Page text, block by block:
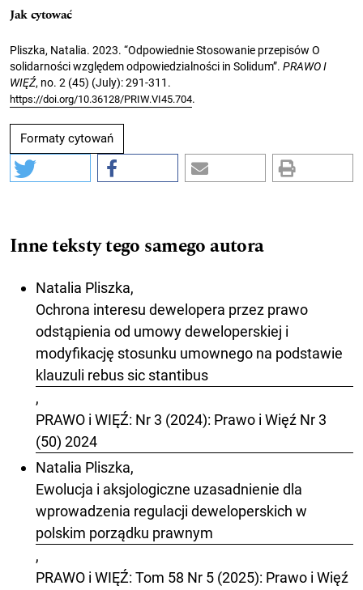
Jak cytować
Pliszka, Natalia. 2023. “Odpowiednie Stosowanie przepisów O
solidarności względem odpowiedzialności in Solidum”. PRAWO I
WIĘŹ, no. 2 (45) (July): 291-311.
https://doi.org/10.36128/PRIW.VI45.704.
Formaty cytowań
Inne teksty tego samego autora
Natalia Pliszka,
Ochrona interesu dewelopera przez prawo
odstąpienia od umowy deweloperskiej i
modyfikację stosunku umownego na podstawie
klauzuli rebus sic stantibus
,
PRAWO i WIĘŹ: Nr 3 (2024): Prawo i Więź Nr 3
(50) 2024
Natalia Pliszka,
Ewolucja i aksjologiczne uzasadnienie dla
wprowadzenia regulacji deweloperskich w
polskim porządku prawnym
,
PRAWO i WIĘŹ: Tom 58 Nr 5 (2025): Prawo i Więź